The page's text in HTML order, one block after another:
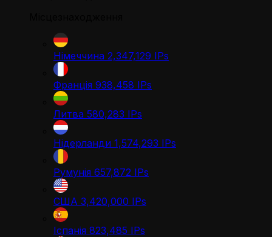
Німеччина 2,347,129 IPs
Франція 938,458 IPs
Литва 580,283 IPs
Нідерланди 1,574,293 IPs
Румунія 657,872 IPs
США 3,420,000 IPs
Іспанія 823,485 IPs